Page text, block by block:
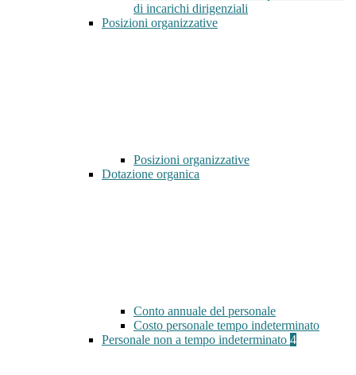
di incarichi dirigenziali
Posizioni organizzative
Posizioni organizzative
Dotazione organica
Conto annuale del personale
Costo personale tempo indeterminato
Personale non a tempo indeterminato 4